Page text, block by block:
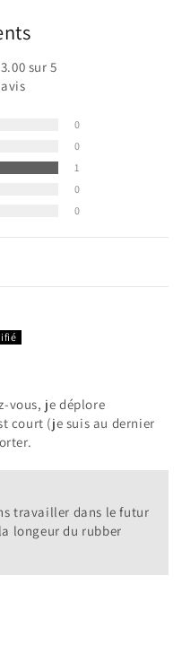
3.00 sur 5
0
0
1
0
0
vous, je déplore
court (je suis au dernier
travailler dans le futur
longeur du rubber
pour ajouter des
et afficher vos